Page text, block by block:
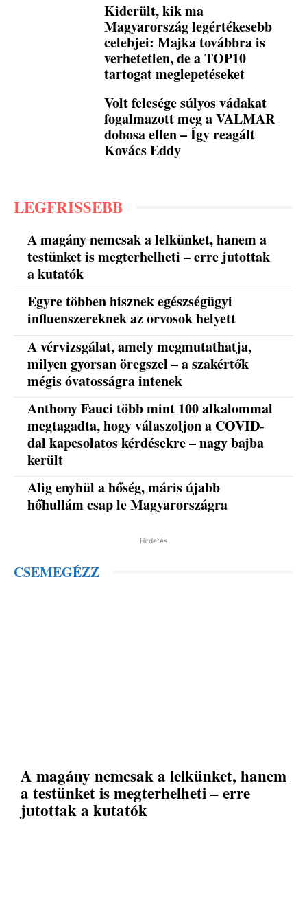
Kiderült, kik ma
Magyarország legértékesebb
celebjei: Majka továbbra is
verhetetlen, de a TOP10
tartogat meglepetéseket
Volt felesége súlyos vádakat
fogalmazott meg a VALMAR
dobosa ellen – Így reagált
Kovács Eddy
LEGFRISSEBB
A magány nemcsak a lelkünket, hanem a
testünket is megterhelheti – erre jutottak
a kutatók
Egyre többen hisznek egészségügyi
influenszereknek az orvosok helyett
A vérvizsgálat, amely megmutathatja,
milyen gyorsan öregszel – a szakértők
mégis óvatosságra intenek
Anthony Fauci több mint 100 alkalommal
megtagadta, hogy válaszoljon a COVID-
dal kapcsolatos kérdésekre – nagy bajba
került
Alig enyhül a hőség, máris újabb
hőhullám csap le Magyarországra
Hirdetés
CSEMEGÉZZ
A magány nemcsak a lelkünket, hanem
a testünket is megterhelheti – erre
jutottak a kutatók